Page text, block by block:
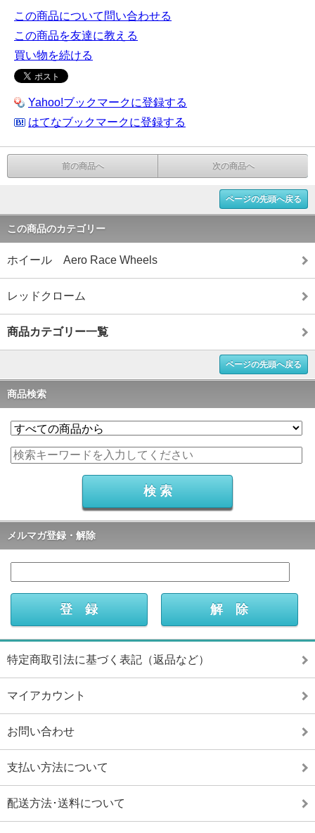
この商品について問い合わせる
この商品を友達に教える
買い物を続ける
Yahoo!ブックマークに登録する
はてなブックマークに登録する
前の商品へ 次の商品へ
ページの先頭へ戻る
この商品のカテゴリー
ホイール Aero Race Wheels
レッドクローム
商品カテゴリー一覧
ページの先頭へ戻る
商品検索
メルマガ登録・解除
特定商取引法に基づく表記（返品など）
マイアカウント
お問い合わせ
支払い方法について
配送方法･送料について